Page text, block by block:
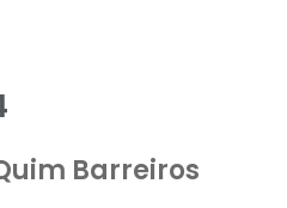
Barreiros